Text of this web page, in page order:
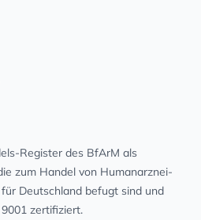
Register des BfArM als
zum Handel von Human­arz­nei­
Deutschland befugt sind und
zertifiziert.